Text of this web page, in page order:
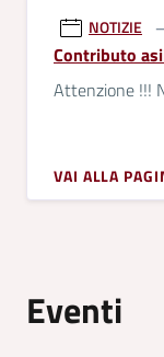
NOTIZIE
Contributo
Attenzione !!!
VAI ALLA
Eventi